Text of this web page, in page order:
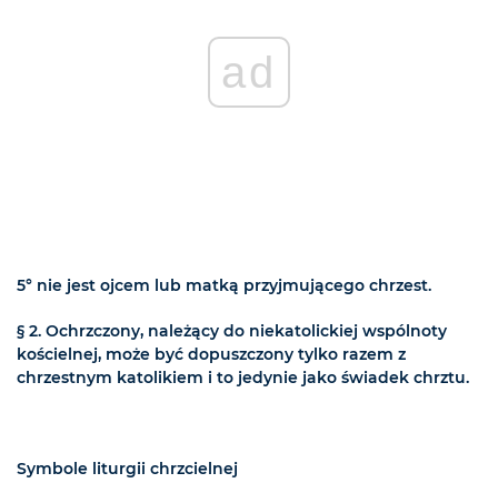
ad
5° nie jest ojcem lub matką przyjmującego chrzest.
§ 2. Ochrzczony, należący do niekatolickiej wspólnoty
kościelnej, może być dopuszczony tylko razem z
chrzestnym katolikiem i to jedynie jako świadek chrztu.
Symbole liturgii chrzcielnej